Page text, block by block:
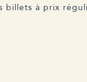
billets à prix